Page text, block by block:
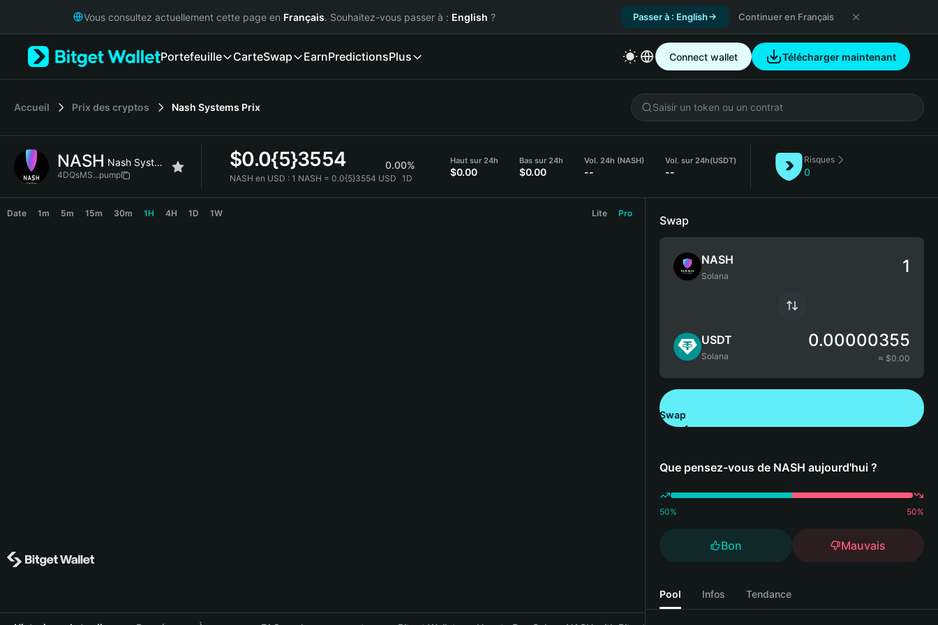
Русский
Italiano
简体中文
繁體中文
Bahasa Indonesia
Vous consultez actuellement cette page en Français. Souhaitez-vous passer à : English ? Passer à : English Continuer en Français
Portefeuille CarteSwap EarnPredictionsPlus Connect wallet Télécharger maintenant
Accueil Prix des cryptos Nash Systems Prix
NASH Nash Systems
4DQsMS...pump
$0.0{5}3554 0.00%
NASH en USD : 1 NASH = 0.0{5}3554 USD 1D
Haut sur 24h
$0.00
Bas sur 24h
$0.00
Vol. 24h (NASH)
--
Vol. sur 24h(USDT)
--
Risques
0
Date 1m 5m 15m 30m 1H 4H 1D 1W Lite Pro
Swap
NASH
Solana
USDT
Solana
0.00000355
≈ $0.00
Swap
Que pensez-vous de NASH aujourd'hui ?
50% 50%
Bon Mauvais
Pool Infos Tendance